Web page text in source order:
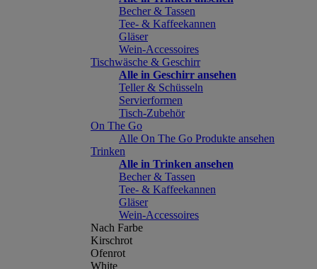
Becher & Tassen
Tee- & Kaffeekannen
Gläser
Wein-Accessoires
Tischwäsche & Geschirr
Alle in Geschirr ansehen
Teller & Schüsseln
Servierformen
Tisch-Zubehör
On The Go
Alle On The Go Produkte ansehen
Trinken
Alle in Trinken ansehen
Becher & Tassen
Tee- & Kaffeekannen
Gläser
Wein-Accessoires
Nach Farbe
Kirschrot
Ofenrot
White